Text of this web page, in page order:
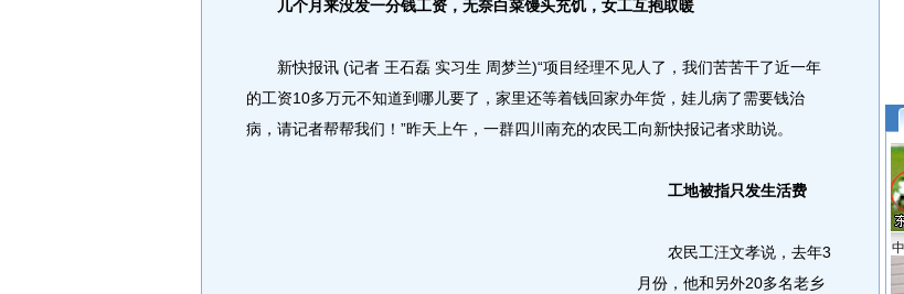
几个月来没发一分钱工资，无奈白菜馒头充饥，女工互抱取暖
新快报讯 (记者 王石磊 实习生 周梦兰)“项目经理不见人了，我们苦苦干了近一年
的工资10多万元不知道到哪儿要了，家里还等着钱回家办年货，娃儿病了需要钱治
病，请记者帮帮我们！”昨天上午，一群四川南充的农民工向新快报记者求助说。
工地被指只发生活费
农民工汪文孝说，去年3
月份，他和另外20多名老乡